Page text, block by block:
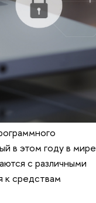
в этом году в мире
с различными
к средствам